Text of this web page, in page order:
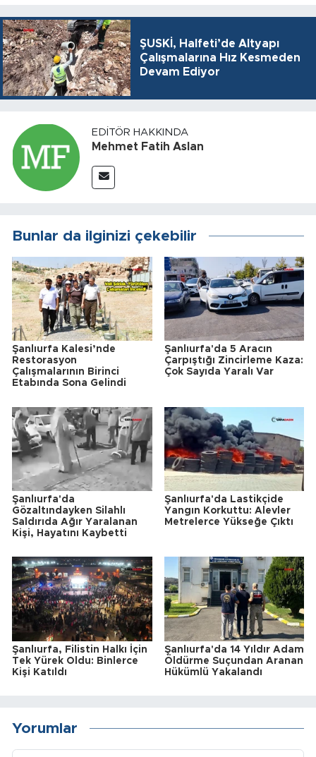
ŞUSKİ, Halfeti’de Altyapı
Çalışmalarına Hız Kesmeden
Devam Ediyor
EDITÖR HAKKINDA
Mehmet Fatih Aslan
Bunlar da ilginizi çekebilir
Şanlıurfa Kalesi’nde
Restorasyon
Çalışmalarının Birinci
Etabında Sona Gelindi
Şanlıurfa'da 5 Aracın
Çarpıştığı Zincirleme Kaza:
Çok Sayıda Yaralı Var
Şanlıurfa'da
Gözaltındayken Silahlı
Saldırıda Ağır Yaralanan
Kişi, Hayatını Kaybetti
Şanlıurfa'da Lastikçide
Yangın Korkuttu: Alevler
Metrelerce Yükseğe Çıktı
Şanlıurfa, Filistin Halkı İçin
Tek Yürek Oldu: Binlerce
Kişi Katıldı
Şanlıurfa'da 14 Yıldır Adam
Öldürme Suçundan Aranan
Hükümlü Yakalandı
Yorumlar